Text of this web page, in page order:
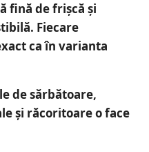
fină de frișcă și
Fiecare
ca în varianta
de sărbătoare,
și răcoritoare o face